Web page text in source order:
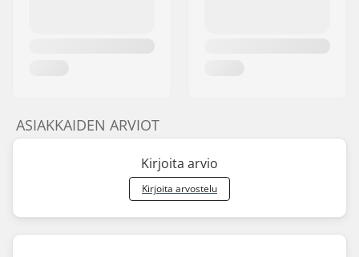
ASIAKKAIDEN ARVIOT
Kirjoita arvio
Kirjoita arvostelu